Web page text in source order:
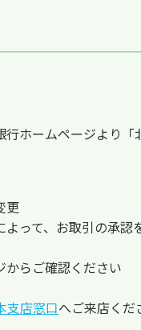
ホームページより「
更
って、お取引の承認
からご確認ください
支店窓口へご来店くだ